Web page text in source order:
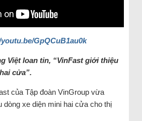
GpQCuB1au0k
Việt loan tin, “VinFast giới thiệu
cửa”.
của Tập đoàn VinGroup vừa
dòng xe diện mini hai cửa cho thị